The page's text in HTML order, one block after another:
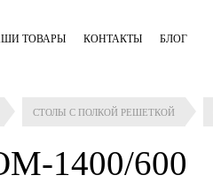
ТОВАРЫ КОНТАКТЫ БЛОГ
СТОЛЫ С ПОЛКОЙ РЕШЕТКОЙ
1400/600